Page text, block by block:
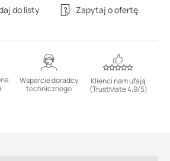
do listy Zapytaj o ofertę
Wsparcie doradcy
technicznego
Klienci nam ufają
(TrustMate 4.9/5)